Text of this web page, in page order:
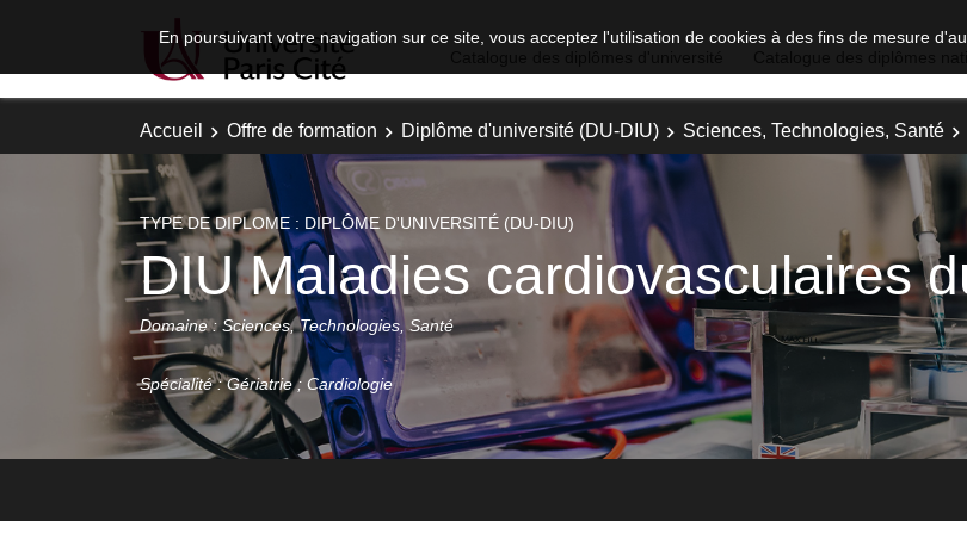
En poursuivant votre navigation sur ce site, vous acceptez l'utilisation de cookies à des fins de mesure
Accueil Offre de formation Diplôme d'université (DU-DIU) Sciences, Technologies, Santé
TYPE DE DIPLOME : DIPLÔME D'UNIVERSITÉ (DU-DIU)
DIU Maladies cardiovasculaires
Domaine : Sciences, Technologies, Santé
Spécialité : Gériatrie ; Cardiologie